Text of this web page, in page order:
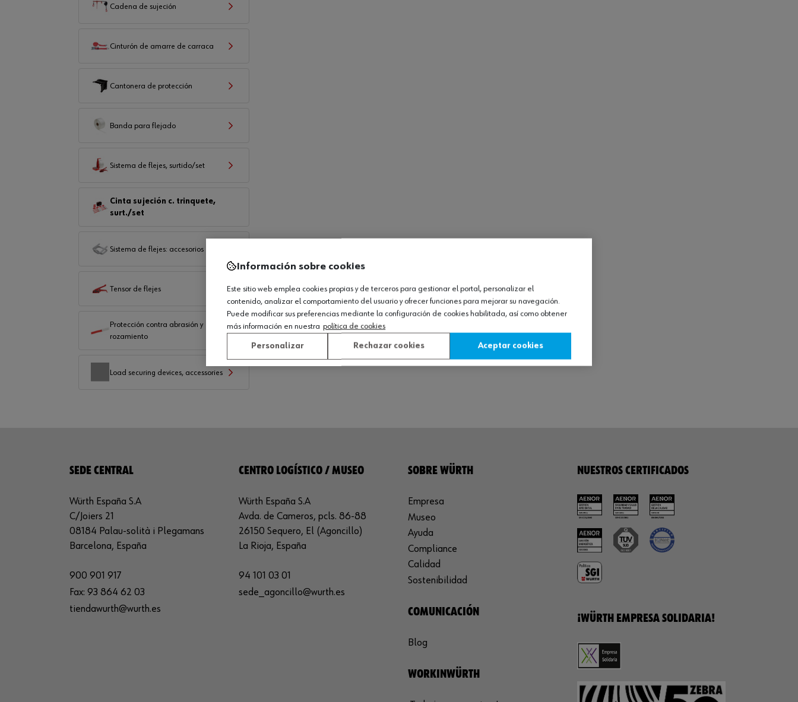
Cadena de sujeción
Cinturón de amarre de carraca
Cantonera de protección
Banda para flejado
Sistema de flejes, surtido/set
Cinta sujeción c. trinquete,
surt./set
Sistema de flejes: accesorios
Tensor de flejes
Protección contra abrasión y
rozamiento
Load securing devices, accessories
SEDE CENTRAL
Würth España S.A
C/Joiers 21
08184 Palau-solità i Plegamans
Barcelona, España
900 901 917
Fax: 93 864 62 03
tiendawurth@wurth.es
CENTRO LOGÍSTICO / MUSEO
Würth España S.A
Avda. de Cameros, pcls. 86-88
26150 Sequero, El (Agoncillo)
La Rioja, España
94 101 03 01
sede_agoncillo@wurth.es
SOBRE WÜRTH
Empresa
Museo
Ayuda
Compliance
Calidad
Sostenibilidad
COMUNICACIÓN
Blog
WORKINWÜRTH
NUESTROS CERTIFICADOS
¡WÜRTH EMPRESA SOLIDARIA!
Información sobre cookies
Este sitio web emplea cookies propias y de terceros para gestionar el portal, personalizar el
contenido, analizar el comportamiento del usuario y ofrecer funciones para mejorar su navegación.
Puede modificar sus preferencias mediante la configuración de cookies habilitada, así como obtener
más información en nuestra política de cookies
Personalizar Rechazar cookies Aceptar cookies